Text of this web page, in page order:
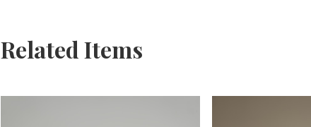
Related Items